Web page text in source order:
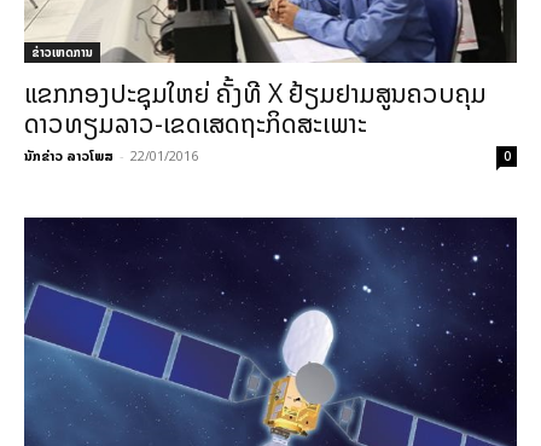
ຂ່າວເຫດການ
ແຂກກອງປະຊຸມໃຫຍ່ ຄັ້ງທີ X ຢ້ຽມຢາມສູນຄວບຄຸມ
ດາວທຽມລາວ-ເຂດເສດຖະກິດສະເພາະ
ນັກຂ່າວ ລາວໂພສ - 22/01/2016 0